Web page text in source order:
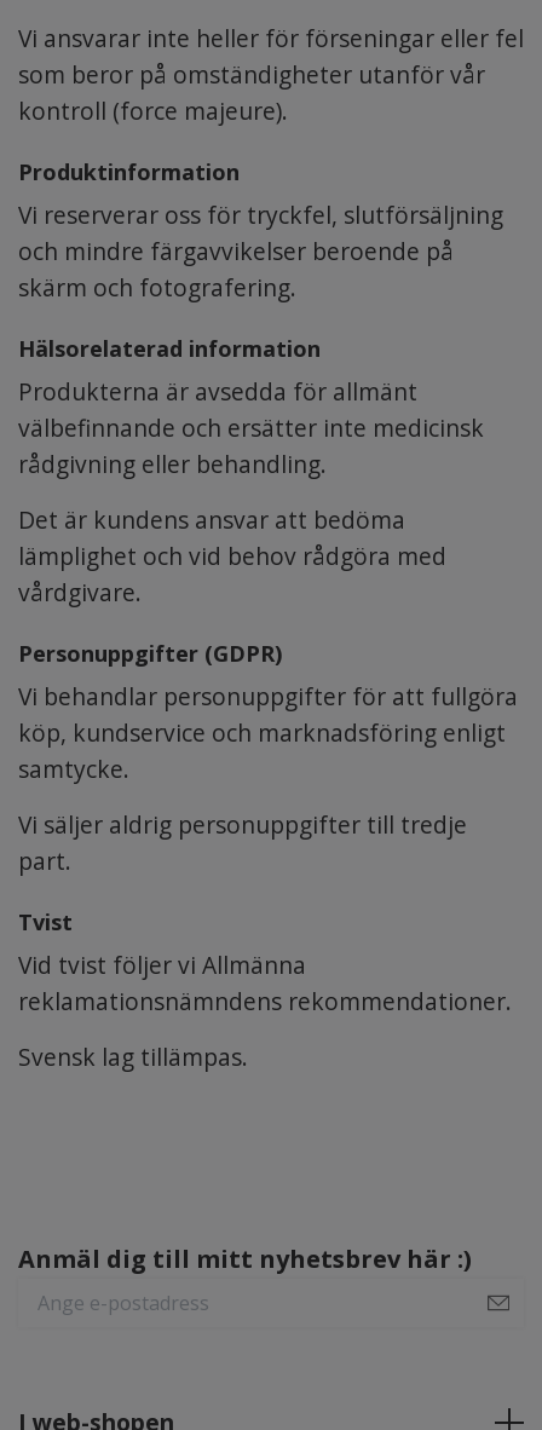
Vi ansvarar inte heller för förseningar eller fel
som beror på omständigheter utanför vår
kontroll (force majeure).
Produktinformation
Vi reserverar oss för tryckfel, slutförsäljning
och mindre färgavvikelser beroende på
skärm och fotografering.
Hälsorelaterad information
Produkterna är avsedda för allmänt
välbefinnande och ersätter inte medicinsk
rådgivning eller behandling.
Det är kundens ansvar att bedöma
lämplighet och vid behov rådgöra med
vårdgivare.
Personuppgifter (GDPR)
Vi behandlar personuppgifter för att fullgöra
köp, kundservice och marknadsföring enligt
samtycke.
Vi säljer aldrig personuppgifter till tredje
part.
Tvist
Vid tvist följer vi Allmänna
reklamationsnämndens rekommendationer.
Svensk lag tillämpas.
Anmäl dig till mitt nyhetsbrev här :)
I web-shopen